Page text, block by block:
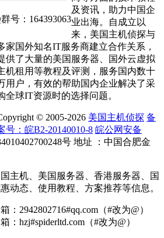
号：164393063
及资讯，助力中国企
业出海。自成立以
来，美国主机侦探与
家国外知名IT服务商建立合作关系，
供了大量的美国服务器、国外云虚拟
机租用等教程及评测，服务国内数十
用户，有效的帮助国内企业解决了采
全球IT资源时的选择问题。
© 2005-2026 美国主机侦探 备
号：皖B2-20140010-8 皖公网安备
号 地址 ：中国合肥金
主机、美国服务器、香港服务器、国
动态、使用教程、方案推荐等信息。
2942802716#qq.com（#改为@）
：hzj#spiderltd.com（#改为@）